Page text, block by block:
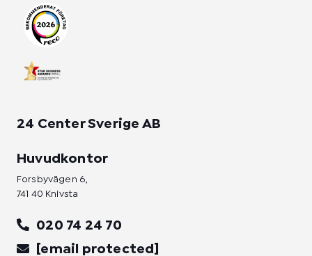
24 Center Sverige AB
Huvudkontor
Forsbyvägen 6,
741 40 Knivsta
020 74 24 70
[email protected]